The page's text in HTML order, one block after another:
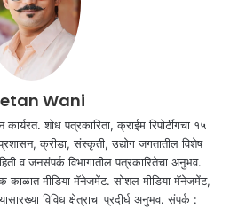
Wani
कार्यरत. शोध पत्रकारिता, क्राईम रिपोर्टींगचा १५
क्रीडा, संस्कृती, उद्योग जगतातील विशेष
व जनसंपर्क विभागातील पत्रकारितेचा अनुभव.
काळात मीडिया मॅनेजमेंट. सोशल मीडिया मॅनेजमेंट,
विविध क्षेत्राचा प्रदीर्घ अनुभव. संपर्क :